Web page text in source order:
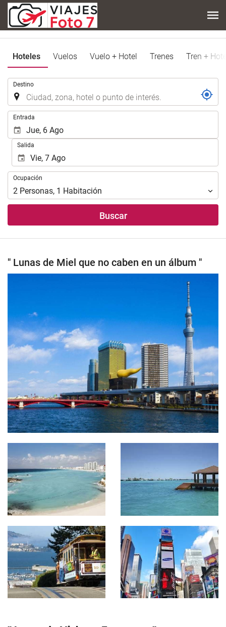
Hoteles Vuelos Vuelo + Hotel Trenes Tren +
Destino
Entrada
Salida
Ocupación
Ocupación
2 Personas, 1 Habitación
Buscar
" Lunas de Miel que no caben en un álbum "